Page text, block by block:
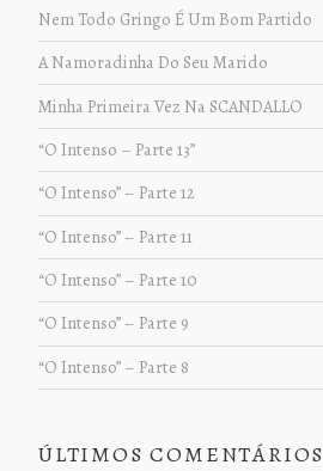
Nem Todo Gringo É Um Bom Partido
A Namoradinha Do Seu Marido
Minha Primeira Vez Na SCANDALLO
“O Intenso – Parte 13”
“O Intenso” – Parte 12
“O Intenso” – Parte 11
“O Intenso” – Parte 10
“O Intenso” – Parte 9
“O Intenso” – Parte 8
ÚLTIMOS COMENTÁRIOS